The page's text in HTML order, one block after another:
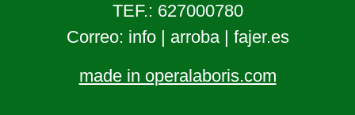
TEF.: 627000780
Correo: info | arroba | fajer.es
made in operalaboris.com